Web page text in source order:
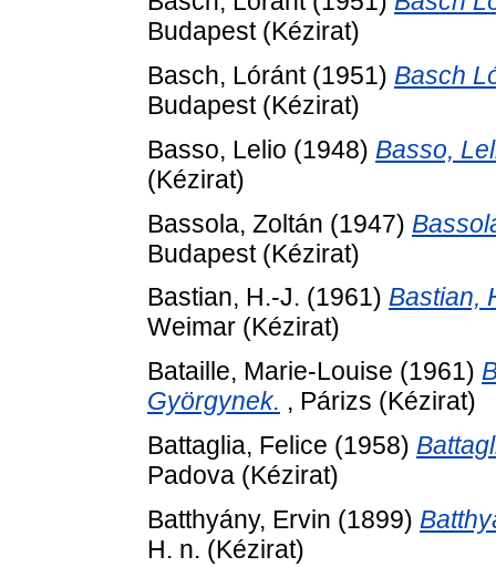
Budapest (Kézirat)
Basch, Lóránt(1951) Basch
Budapest (Kézirat)
Basso, Lelio (1948) Basso,
(Kézirat)
Bassola, Zoltán (1947)
Budapest (Kézirat)
Bastian, H.-J. (1961) Bastian,
Weimar (Kézirat)
Bataille, Marie-Louise (1961)
Györgynek. , Párizs (Kézirat)
Battaglia, Felice (1958)
Padova (Kézirat)
Batthyány, Ervin (1899)
H. n. (Kézirat)